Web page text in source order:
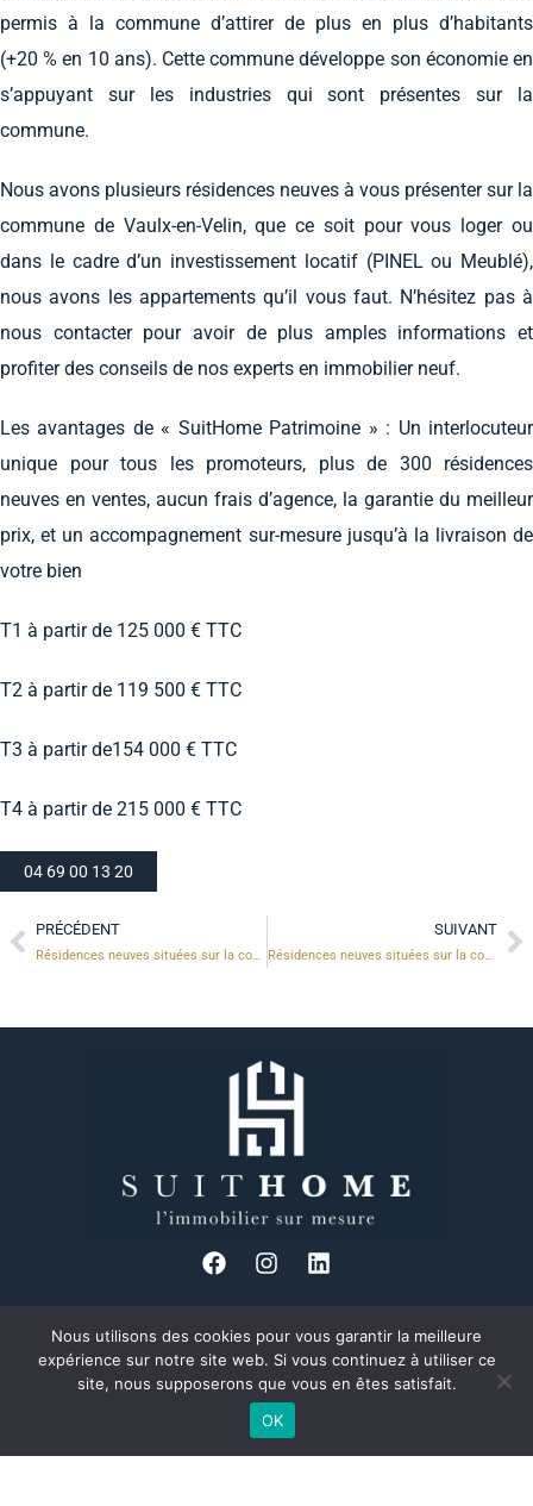
permis à la commune d’attirer de plus en plus d’habitants
(+20 % en 10 ans). Cette commune développe son économie en
s’appuyant sur les industries qui sont présentes sur la
commune.
Nous avons plusieurs résidences neuves à vous présenter sur la
commune de Vaulx-en-Velin, que ce soit pour vous loger ou
dans le cadre d’un investissement locatif (PINEL ou Meublé),
nous avons les appartements qu’il vous faut. N’hésitez pas à
nous contacter pour avoir de plus amples informations et
profiter des conseils de nos experts en immobilier neuf.
Les avantages de « SuitHome Patrimoine » : Un interlocuteur
unique pour tous les promoteurs, plus de 300 résidences
neuves en ventes, aucun frais d’agence, la garantie du meilleur
prix, et un accompagnement sur-mesure jusqu’à la livraison de
votre bien
T1 à partir de 125 000 € TTC
T2 à partir de 119 500 € TTC
T3 à partir de154 000 € TTC
T4 à partir de 215 000 € TTC
04 69 00 13 20
PRÉCÉDENT
Résidences neuves situées sur la commune de Sathonay-Camp (69)
SUIVANT
Résidences neuves situées sur la commune de Vénissieux (69)
34 Bd des Brotteaux, 69006 Lyon
04 37 24 08 89
Formulaire de contact
Découvrez Suit Home, votre agence immobilière à taille humaine et
Nous utilisons des cookies pour vous garantir la meilleure
expérience sur notre site web. Si vous continuez à utiliser ce
site, nous supposerons que vous en êtes satisfait.
OK